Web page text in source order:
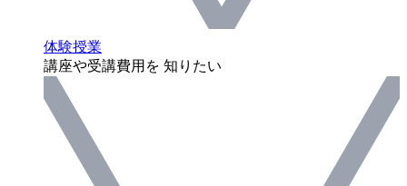
体験授業
講座や受講費用を 知りたい